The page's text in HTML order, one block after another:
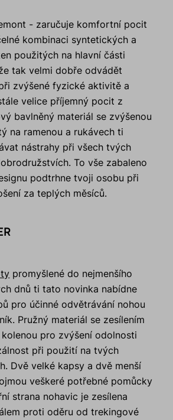
- zaručuje komfortní pocit
kombinaci syntetických a
použitých na hlavní části
tak velmi dobře odvádět
zvýšené fyzické aktivitě a
velice příjemný pocit z
bavlněný materiál se zvýšenou
na ramenou a rukávech ti
nástrahy při všech tvých
To vše zabaleno
podtrhne tvoji osobu při
za teplých měsíců.
promyšlené do nejmenšího
dnů ti tato novinka nabídne
pro účinné odvětrávání nohou
Pružný materiál se zesílením
pro zvýšení odolnosti
při použití na tvých
Dvě velké kapsy a dvě menší
veškeré potřebné pomůcky
strana nohavic je zesílena
proti oděru od trekingové